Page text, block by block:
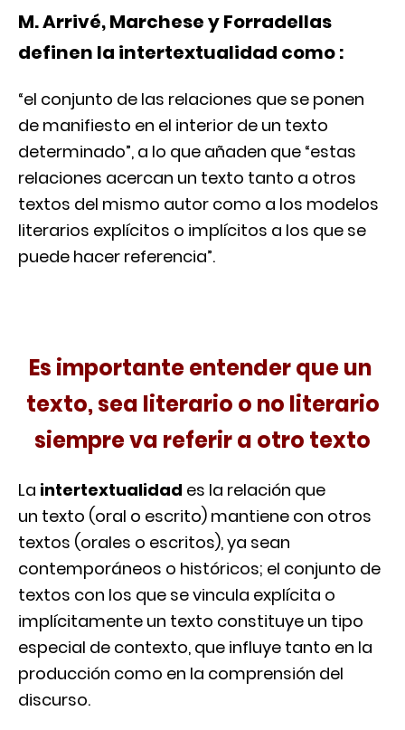
M. Arrivé, Marchese y Forradellas
definen la intertextualidad como :
“el conjunto de las relaciones que se ponen
de manifiesto en el interior de un texto
determinado”, a lo que añaden que “estas
relaciones acercan un texto tanto a otros
textos del mismo autor como a los modelos
literarios explícitos o implícitos a los que se
puede hacer referencia”.
Es importante entender que un
texto, sea literario o no literario
siempre va referir a otro texto
La intertextualidad es la relación que
un texto (oral o escrito) mantiene con otros
textos (orales o escritos), ya sean
contemporáneos o históricos; el conjunto de
textos con los que se vincula explícita o
implícitamente un texto constituye un tipo
especial de contexto, que influye tanto en la
producción como en la comprensión del
discurso.